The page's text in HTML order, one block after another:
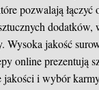
pozwalają
Wysoka jakość
online prezentują
jakości i wybór